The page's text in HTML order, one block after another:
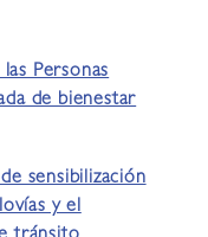
Personas
de bienestar
sensibilización
y el